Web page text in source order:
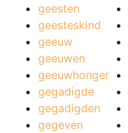
geesten
geesteskind
geeuw
geeuwen
geeuwhonger
gegadigde
gegadigden
gegeven